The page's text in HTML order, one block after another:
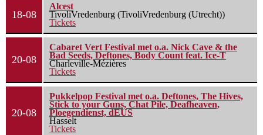
18-08
Alcest
TivoliVredenburg (TivoliVredenburg (Utrecht))
Tickets
20-08
Cabaret Vert Festival met o.a. Nick Cave & the
Bad Seeds, Deftones, Body Count feat. Ice-T
Charleville-Mézières
Tickets
20-08
Pukkelpop Festival met o.a. Deftones, The Hives,
Stick to your Guns, Chat Pile, Deafheaven,
Ploegendienst, dEUS
Hasselt
Tickets